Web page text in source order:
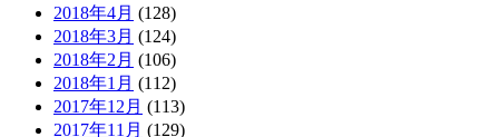
2018年4月 (128)
2018年3月 (124)
2018年2月 (106)
2018年1月 (112)
2017年12月 (113)
2017年11月 (129)